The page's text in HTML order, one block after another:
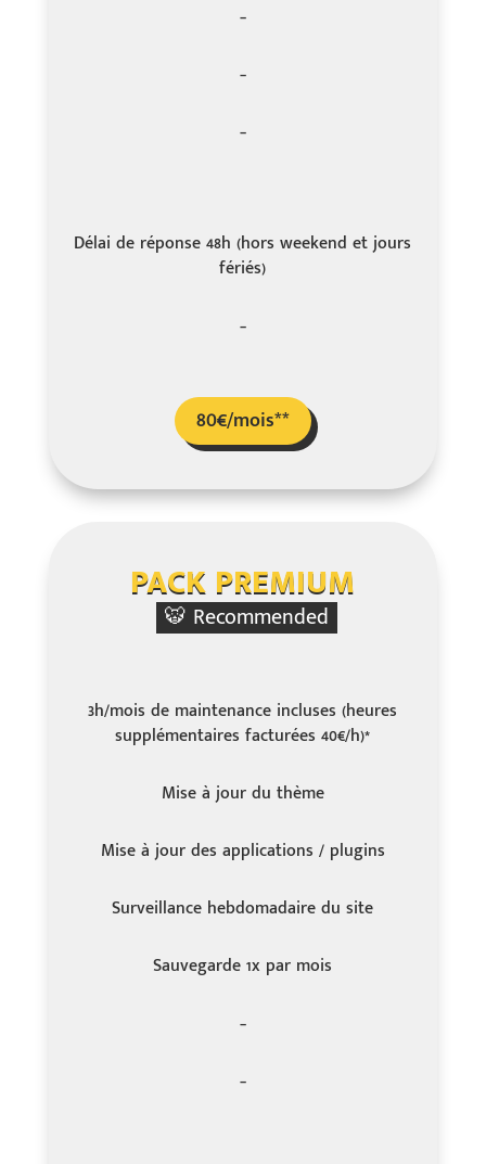
–
–
–
Délai de réponse 48h (hors weekend et jours
fériés)
–
80€/mois**
PACK PREMIUM
🐯 Recommended
3h/mois de maintenance incluses (heures
supplémentaires facturées 40€/h)*
Mise à jour du thème
Mise à jour des applications / plugins
Surveillance hebdomadaire du site
Sauvegarde 1x par mois
–
–